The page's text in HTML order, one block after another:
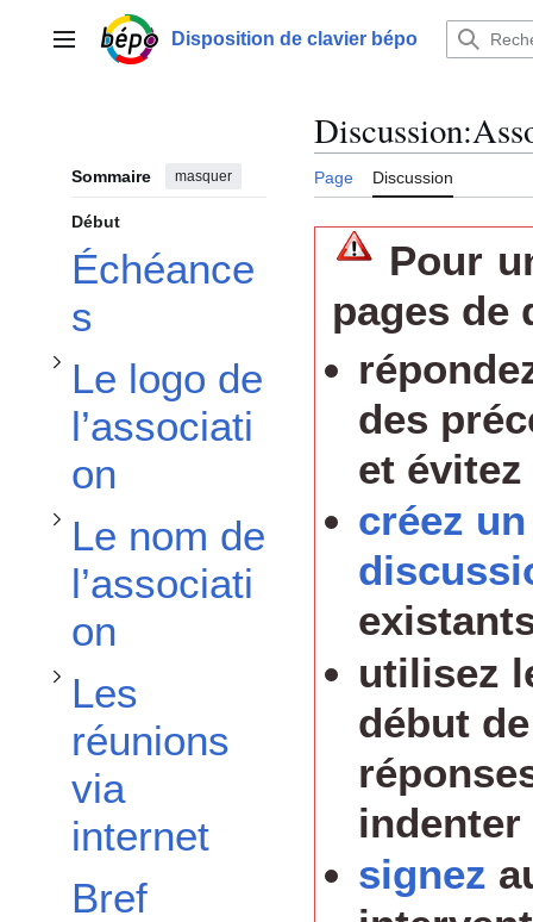
contenuMenu principalDisposition de clavier bépo
Sommaire masquer
Début
Échéance
s
Le logo de
l’associati
on
Afficher / masquer la sous-section Le logo de l’association
Le nom de
l’associati
on
Afficher / masquer la sous-section Le nom de l’association
Les
réunions
via
internet
Afficher / masquer la sous-section Les réunions via internet
Bref
Discussion:
Page Discussion
Pour
pages de
des
et
créez
utilisez
début
signez